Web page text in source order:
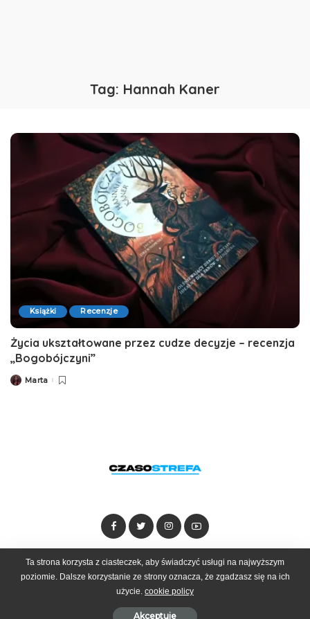
Tag: Hannah Kaner
Książki Recenzje
Życia ukształtowane przez cudze decyzje – recenzja
„Bogobójczyni”
Posted
Marta
Dołącz do zespołu Kontakt Reklama
© 2025 Czasostrefa by Goobrand
Ta strona korzysta z ciasteczek, aby świadczyć usługi na najwyższym
poziomie. Dalsze korzystanie ze strony oznacza, że zgadzasz się na ich
użycie. cookie policy
Akceptuje